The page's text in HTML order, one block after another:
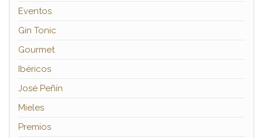
Eventos
Gin Tonic
Gourmet
Ibéricos
José Peñín
Mieles
Premios